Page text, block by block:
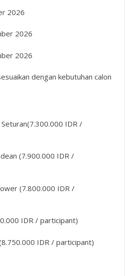
2026
2026
2026
dengan kebutuhan calon
IDR /
(7.900.000 IDR /
(7.800.000 IDR /
IDR / participant)
IDR / participant)